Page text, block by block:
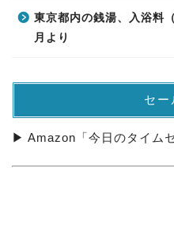
東京都内の銭湯、入浴
月より
セー
▶ Amazon「今日のタイムセ